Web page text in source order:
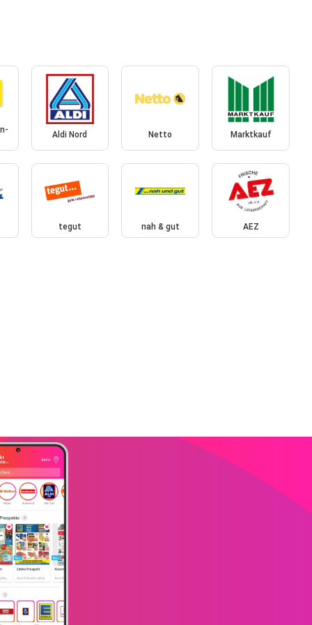
Aldi Nord Netto Marktkauf
tegut nah & gut AEZ